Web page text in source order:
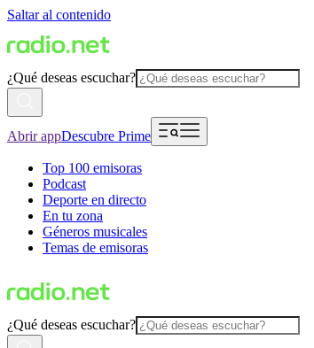
Saltar al contenido
¿Qué deseas escuchar?
Abrir appDescubre Prime
Top 100 emisoras
Podcast
Deporte en directo
En tu zona
Géneros musicales
Temas de emisoras
¿Qué deseas escuchar?